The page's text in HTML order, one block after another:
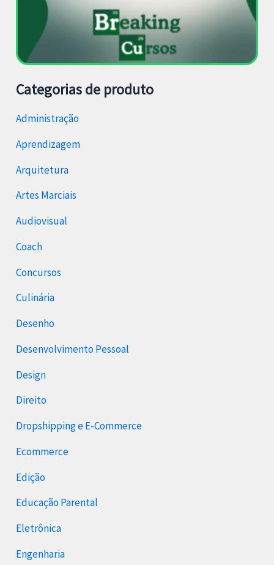
Categorias de produto
Administração
Aprendizagem
Arquitetura
Artes Marciais
Audiovisual
Coach
Concursos
Culinária
Desenho
Desenvolvimento Pessoal
Design
Direito
Dropshipping e E-Commerce
Ecommerce
Edição
Educação Parental
Eletrônica
Engenharia